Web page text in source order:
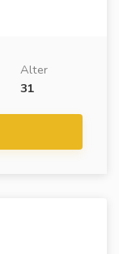
Alter
31